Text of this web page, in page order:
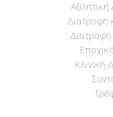
Αθλητική
Διατροφή
Διατροφή
Κλινική